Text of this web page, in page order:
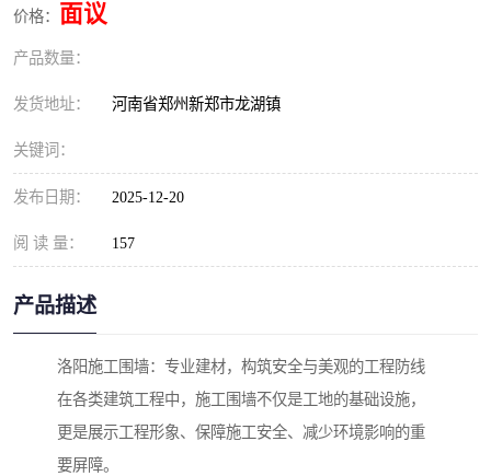
价格： 面议
产品数量：
发货地址： 河南省郑州新郑市龙湖镇
关键词：
发布日期： 2025-12-20
阅 读 量： 157
产品描述
洛阳施工围墙：专业建材，构筑安全与美观的工程防线
在各类建筑工程中，施工围墙不仅是工地的基础设施，
更是展示工程形象、保障施工安全、减少环境影响的重
要屏障。